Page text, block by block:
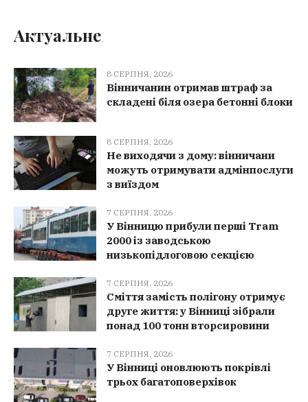
Актуальне
8 СЕРПНЯ, 2026
Вінничанин отримав штраф за
складені біля озера бетонні блоки
8 СЕРПНЯ, 2026
Не виходячи з дому: вінничани
можуть отримувати адмінпослуги
з виїздом
7 СЕРПНЯ, 2026
У Вінницю прибули перші Tram
2000 із заводською
низькопідлоговою секцією
7 СЕРПНЯ, 2026
Сміття замість полігону отримує
друге життя: у Вінниці зібрали
понад 100 тонн вторсировини
7 СЕРПНЯ, 2026
У Вінниці оновлюють покрівлі
трьох багатоповерхівок